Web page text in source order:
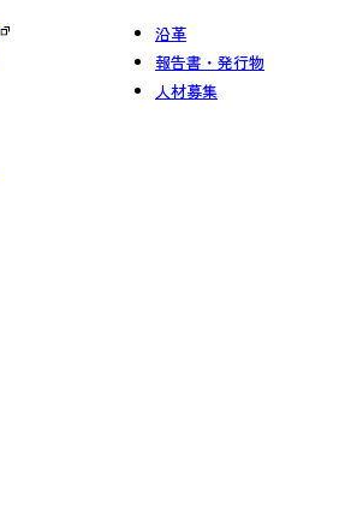
沿革
報告書・発行物
人材募集